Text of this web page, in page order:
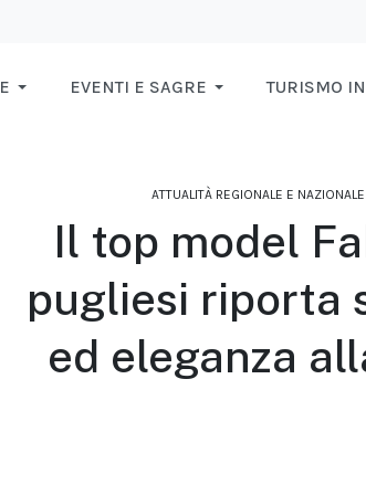
EVENTI E SAGRE TURISMO
ATTUALITÀ REGIONALE E NAZIONALE
Il top model
pugliesi riporta
ed eleganza